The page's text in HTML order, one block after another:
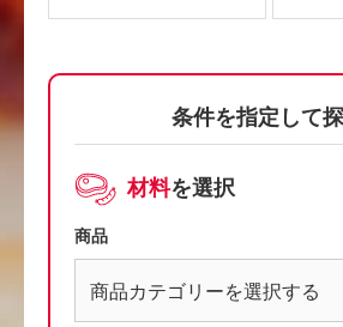
条件を指定して
材料を選択
商品